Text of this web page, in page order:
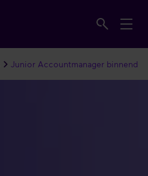
Junior Accountmanager